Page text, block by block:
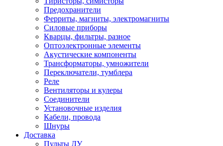
Предохранители
Ферриты, магниты, электромагниты
Силовые приборы
Кварцы, фильтры, разное
Оптоэлектронные элементы
Акустические компоненты
Трансформаторы, умножители
Переключатели, тумблера
Реле
Вентиляторы и кулеры
Соединители
Установочные изделия
Кабели, провода
Шнуры
Доставка
Пульты ДУ